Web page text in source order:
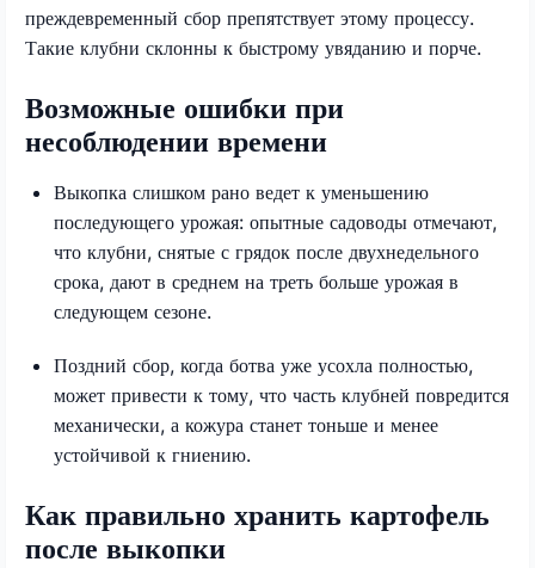
преждевременный сбор препятствует этому процессу.
Такие клубни склонны к быстрому увяданию и порче.
Возможные ошибки при
несоблюдении времени
Выкопка слишком рано ведет к уменьшению
последующего урожая: опытные садоводы отмечают,
что клубни, снятые с грядок после двухнедельного
срока, дают в среднем на треть больше урожая в
следующем сезоне.
Поздний сбор, когда ботва уже усохла полностью,
может привести к тому, что часть клубней повредится
механически, а кожура станет тоньше и менее
устойчивой к гниению.
Как правильно хранить картофель
после выкопки